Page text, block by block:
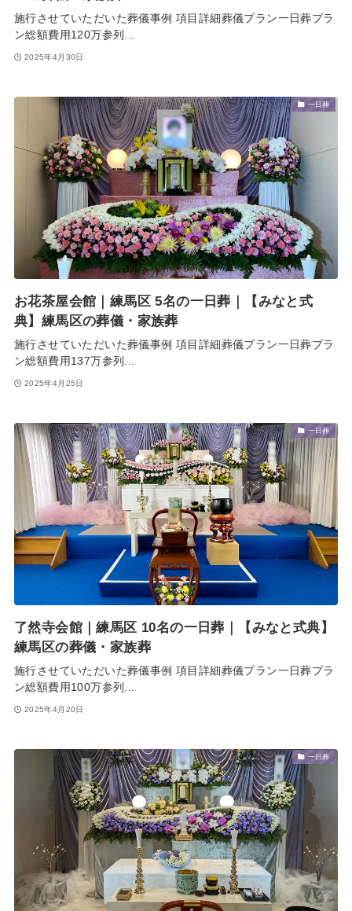
施行させていただいた葬儀事例 項目詳細葬儀プラン一日葬プラ
ン総額費用120万参列...
2025年4月30日
一日葬
お花茶屋会館｜練馬区 5名の一日葬｜【みなと式
典】練馬区の葬儀・家族葬
施行させていただいた葬儀事例 項目詳細葬儀プラン一日葬プラ
ン総額費用137万参列...
2025年4月25日
一日葬
了然寺会館｜練馬区 10名の一日葬｜【みなと式典】
練馬区の葬儀・家族葬
施行させていただいた葬儀事例 項目詳細葬儀プラン一日葬プラ
ン総額費用100万参列...
2025年4月20日
一日葬